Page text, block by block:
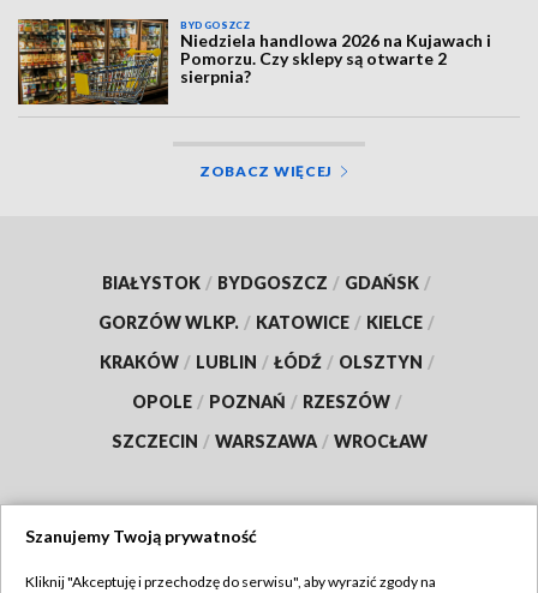
BYDGOSZCZ
Niedziela handlowa 2026 na Kujawach i
Pomorzu. Czy sklepy są otwarte 2
sierpnia?
ZOBACZ WIĘCEJ
BIAŁYSTOK / BYDGOSZCZ / GDAŃSK /
GORZÓW WLKP. / KATOWICE / KIELCE /
KRAKÓW / LUBLIN / ŁÓDŹ / OLSZTYN /
OPOLE / POZNAŃ / RZESZÓW /
SZCZECIN / WARSZAWA / WROCŁAW
Szanujemy Twoją prywatność
Kliknij "Akceptuję i przechodzę do serwisu", aby wyrazić zgody na